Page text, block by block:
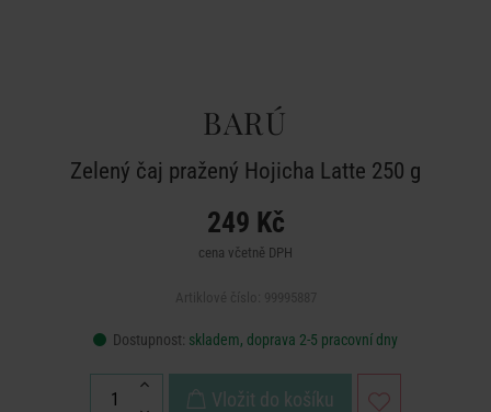
BARÚ
Zelený čaj pražený Hojicha Latte 250 g
249 Kč
cena včetně DPH
Dostupnost: skladem, doprava 2-5 pracovní dny
Vložit do košíku